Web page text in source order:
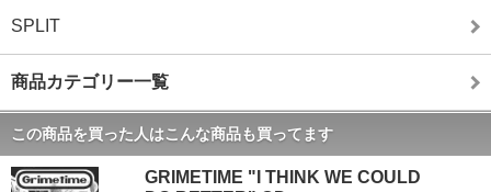
SPLIT
商品カテゴリー一覧
この商品を買った人はこんな商品も買ってます
GRIMETIME "I THINK WE COULD